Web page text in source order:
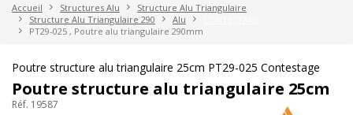
Accueil Structures Alu
Structure Alu Triangulaire
Structure Alu Triangulaire 290
Alu
PT29-025 , Poutre alu triangulaire 290mm
Poutre structure alu triangulaire 25cm PT29-025 Contestage
Poutre structure alu triangulaire 25cm
Réf. 19587